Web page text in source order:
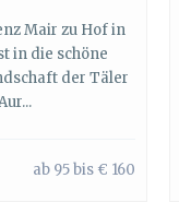
Mair zu Hof in
in die schöne
der Täler
ab 95 bis € 160